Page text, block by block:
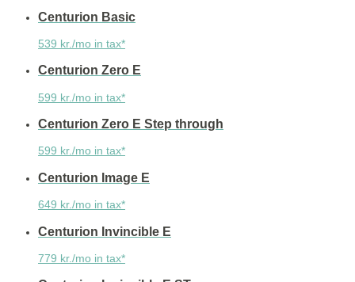
Centurion Basic
539 kr./mo in tax*
Centurion Zero E
599 kr./mo in tax*
Centurion Zero E Step through
599 kr./mo in tax*
Centurion Image E
649 kr./mo in tax*
Centurion Invincible E
779 kr./mo in tax*